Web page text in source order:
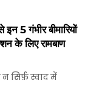
5 गंभीर बीमारियों
के लिए रामबाण
सिर्फ़ स्वाद में